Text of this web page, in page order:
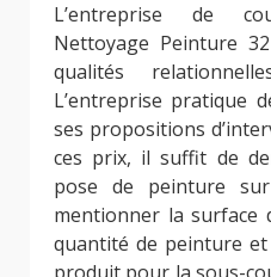
L’entreprise de
Nettoyage Peinture
qualités
L’entreprise pratique
ses propositions
ces prix, il suffit de
pose de peinture
mentionner la surface
quantité de peinture